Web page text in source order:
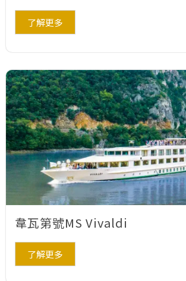
了解更多
韋瓦第號MS Vivaldi
了解更多